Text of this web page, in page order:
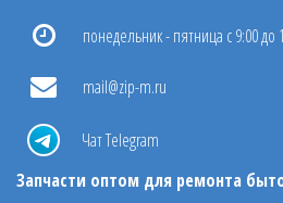
понедельник - пятница с 9:00 до
mail@zip-m.ru
Чат Telegram
Запчасти оптом для ремонта